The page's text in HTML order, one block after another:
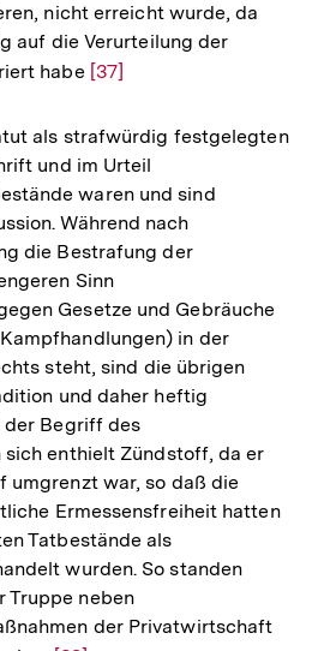
nicht erreicht wurde, da
auf die Verurteilung der
habe Zur
der
Fußnote
[37]
als strafwürdig festgelegten
und im Urteil
waren und sind
Während nach
die Bestrafung der
Sinn
Gesetze und Gebräuche
in der
steht, sind die übrigen
und daher heftig
der Begriff des
sich enthielt Zündstoff, da er
umgrenzt war, so daß die
Ermessensfreiheit hatten
Tatbestände als
wurden. So standen
Truppe neben
der Privatwirtschaft